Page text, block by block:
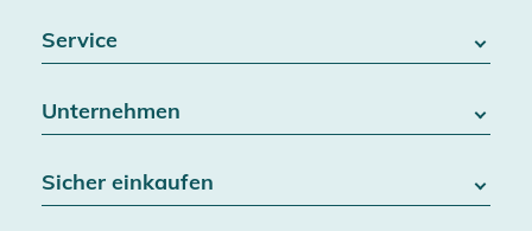
Service
Batteriegesetz
Widerrufsrecht
Vertrag widerrufen
Unternehmen
Blog
Sicher einkaufen